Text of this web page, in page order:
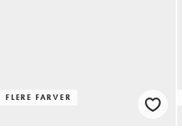
FLERE FARVER